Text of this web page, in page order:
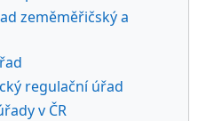
zeměměřičský a
regulační úřad
v ČR